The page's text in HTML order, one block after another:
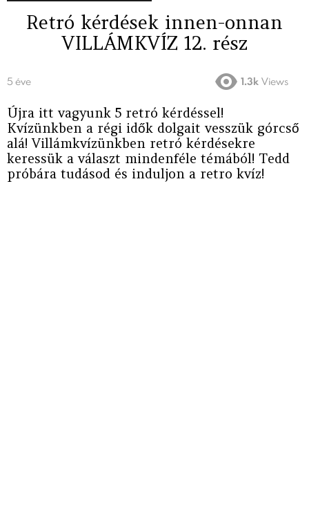
Retró kérdések innen-onnan
VILLÁMKVÍZ 12. rész
5 éve 1.3k Views
Újra itt vagyunk 5 retró kérdéssel!
Kvízünkben a régi idők dolgait vesszük górcső
alá! Villámkvízünkben retró kérdésekre
keressük a választ mindenféle témából! Tedd
próbára tudásod és induljon a retro kvíz!